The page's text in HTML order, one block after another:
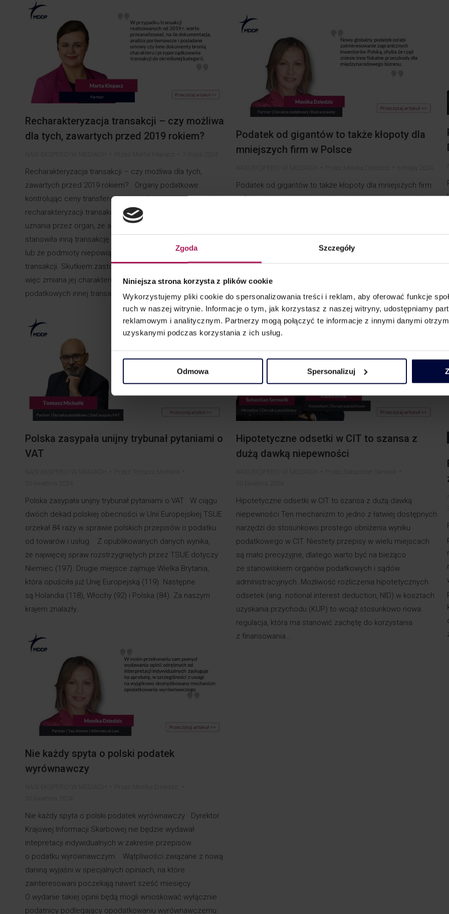
Zgoda Szczegóły
Niniejsza strona korzysta z plików cookie
Wykorzystujemy pliki cookie do spersonalizowania treści i reklam, aby oferować funkcje
ruch w naszej witrynie. Informacje o tym, jak korzystasz z naszej witryny, udostępniamy
reklamowym i analitycznym. Partnerzy mogą połączyć te informacje z innymi danymi
uzyskanymi podczas korzystania z ich usług.
Odmowa Spersonalizuj
Recharakteryzacja transakcji – czy możliwa
dla tych, zawartych przed 2019 rokiem?
Recharakteryzacja transakcji – czy możliwa dla tych,
zawartych przed 2019 rokiem? Organy podatkowe
kontrolując ceny transferowe mogą korzystać z narzędzia
recharakteryzacji transakcji. Oznacza to możliwość
uznania przez organ, że analizowana transakcja faktycznie
stanowiła inną transakcję niż ta określona przez podatnika
lub że podmioty niepowiązane w ogóle nie zawarłyby takiej
transakcji. Skutkiem zastosowania recharakteryzacji jest
więc zmiana jej charakteru i przyjęcie skutków
podatkowych innej transakcji lub całkowite…
Podatek od gigantów to także kłopoty dla
mniejszych firm w Polsce
Podatek od gigantów to także kłopoty dla mniejszych firm
w Polsce Nowy globalny podatek osłabi zainteresowanie
w MDDP. W ostatnim czasie dość głośno jest o projekcie
globalnego podatku minimalnego, który jakoby miał ukrócić
praktyki uciekania od podatków przez międzynarodowe
firmy. Jednakże dlaczego wprowadzać jeszcze…
Polska zasypała unijny trybunał pytaniami o
VAT
Polska zasypała unijny trybunał pytaniami o VAT W ciągu
dwóch dekad polskiej obecności w Unii Europejskiej TSUE
orzekał 84 razy w sprawie polskich przepisów o podatku
od towarów i usług. Z opublikowanych danych wynika,
że najwięcej spraw rozstrzygniętych przez TSUE dotyczy
Niemiec (197). Drugie miejsce zajmuje Wielka Brytania,
która opuściła już Unię Europejską (119). Następne
są Holandia (118), Włochy (92) i Polska (84). Za naszym
krajem znalazły…
Hipotetyczne odsetki w CIT to szansa z
dużą dawką niepewności
Hipotetyczne odsetki w CIT to szansa z dużą dawką
niepewności Ten mechanizm to jedno z łatwiej dostępnych
narzędzi do stosunkowo prostego obniżenia wyniku
podatkowego w CIT. Niestety przepisy w wielu miejscach
są mało precyzyjne, dlatego warto być na bieżąco
ze stanowiskiem organów podatkowych i sądów
administracyjnych. Możliwość rozliczenia hipotetycznych
odsetek (ang. notional interest deduction, NID) w kosztach
uzyskania przychodu (KUP) to wciąż stosunkowo nowa
regulacja, która ma stanowić zachętę do korzystania
z finansowania…
Nie każdy spyta o polski podatek
wyrównawczy
Nie każdy spyta o polski podatek wyrównawczy Dyrektor
Krajowej Informacji Skarbowej nie będzie wydawał
intepretacji indywidualnych w zakresie przepisów
o podatku wyrównawczym. Wątpliwości związane z nową
daniną wyjaśni w specjalnych opiniach, na które
zainteresowani poczekają nawet sześć miesięcy.
O wydanie takiej opinii będą mogli wnioskować wyłącznie
podatnicy podlegający opodatkowaniu wyrównawczemu.